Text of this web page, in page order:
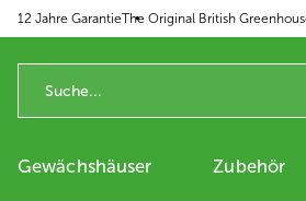
12 Jahre GarantieThe Original British
Gewächshäuser Zubehör